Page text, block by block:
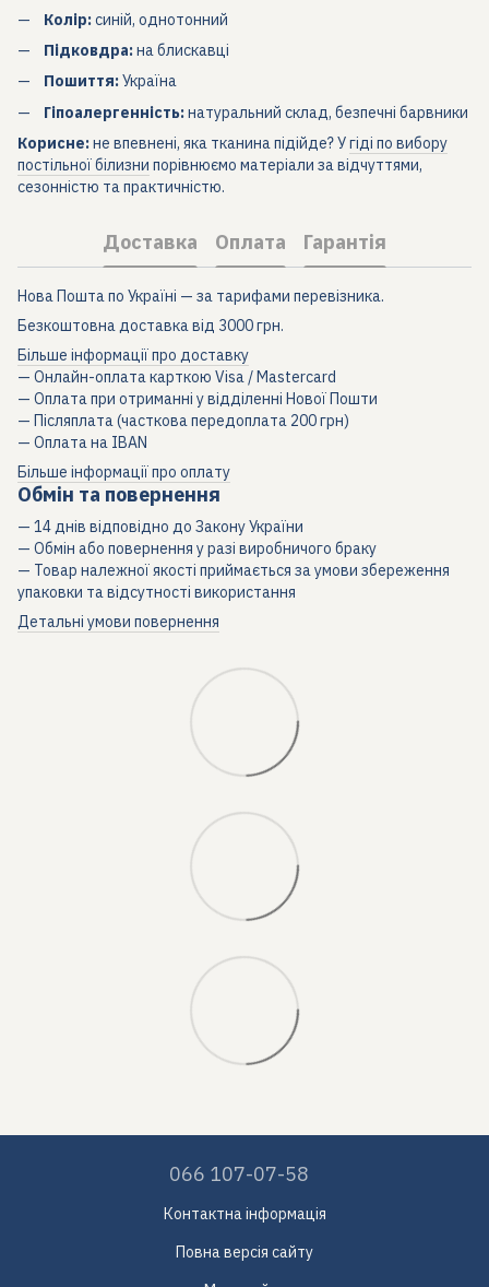
Колір:синій, однотонний
Підковдра:на блискавці
Пошиття:Україна
Гіпоалергенність:натуральний склад, безпечні барвники
Корисне:не впевнені, яка тканина підійде? Угіді по вибору
постільної білизни порівнюємо матеріали за відчуттями,
сезонністю та практичністю.
Доставка Оплата Гарантія
Нова Пошта по Україні — за тарифами перевізника.
Безкоштовна доставка від 3000 грн.
Більше інформації про доставку
— Онлайн-оплата карткою Visa / Mastercard
— Оплата при отриманні у відділенні Нової Пошти
— Післяплата (часткова передоплата 200 грн)
— Оплата на IBAN
Більше інформації про оплату
Обмін та повернення
— 14 днів відповідно до Закону України
— Обмін або повернення у разі виробничого браку
— Товар належної якості приймається за умови збереження
упаковки та відсутності використання
Детальні умови повернення
066 107-07-58
Контактна інформація
Повна версія сайту